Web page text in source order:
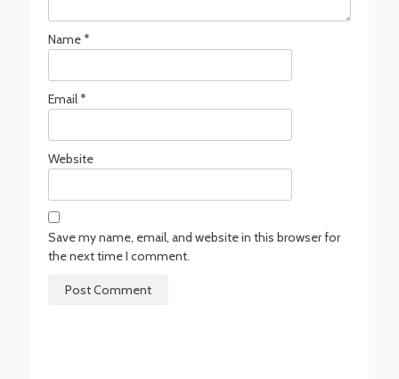
Name*
Email*
Website
Save my name, email, and website in this browser for
the next time I comment.